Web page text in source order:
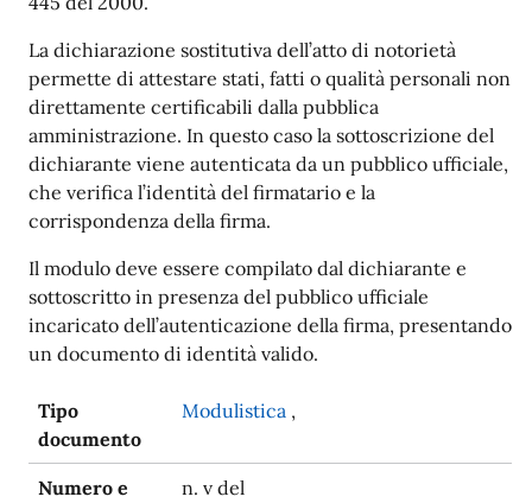
La dichiarazione sostitutiva dell’atto di notorietà
permette di attestare stati, fatti o qualità personali non
direttamente certificabili dalla pubblica
amministrazione. In questo caso la sottoscrizione del
dichiarante viene autenticata da un pubblico ufficiale,
che verifica l’identità del firmatario e la
corrispondenza della firma.
Il modulo deve essere compilato dal dichiarante e
sottoscritto in presenza del pubblico ufficiale
incaricato dell’autenticazione della firma, presentando
un documento di identità valido.
Tipo
documento
Modulistica ,
Numero e
n. v del